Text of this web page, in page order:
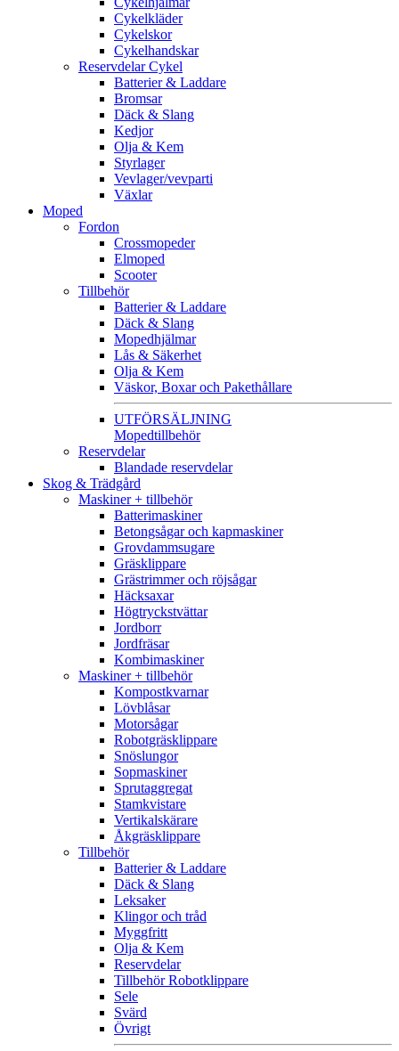
Cykelkläder
Cykelskor
Cykelhandskar
Reservdelar Cykel
Batterier & Laddare
Bromsar
Däck & Slang
Kedjor
Olja & Kem
Styrlager
Vevlager/vevparti
Växlar
Moped
Fordon
Crossmopeder
Elmoped
Scooter
Tillbehör
Batterier & Laddare
Däck & Slang
Mopedhjälmar
Lås & Säkerhet
Olja & Kem
Väskor, Boxar och Pakethållare
UTFÖRSÄLJNING
Mopedtillbehör
Reservdelar
Blandade reservdelar
Skog & Trädgård
Maskiner + tillbehör
Batterimaskiner
Betongsågar och kapmaskiner
Grovdammsugare
Gräsklippare
Grästrimmer och röjsågar
Häcksaxar
Högtryckstvättar
Jordborr
Jordfräsar
Kombimaskiner
Maskiner + tillbehör
Kompostkvarnar
Lövblåsar
Motorsågar
Robotgräsklippare
Snöslungor
Sopmaskiner
Sprutaggregat
Stamkvistare
Vertikalskärare
Åkgräsklippare
Tillbehör
Batterier & Laddare
Däck & Slang
Leksaker
Klingor och tråd
Myggfritt
Olja & Kem
Reservdelar
Tillbehör Robotklippare
Sele
Svärd
Övrigt